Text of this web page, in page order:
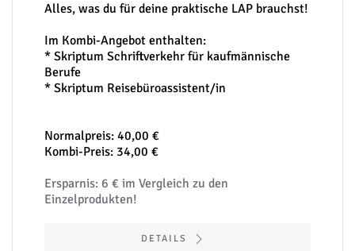
Alles, was du für deine praktische LAP brauchst!
Im Kombi-Angebot enthalten:
* Skriptum Schriftverkehr für kaufmännische
Berufe
* Skriptum Reisebüroassistent/in
Normalpreis: 40,00 €
Kombi-Preis: 34,00 €
Ersparnis: 6 € im Vergleich zu den
Einzelprodukten!
DETAILS